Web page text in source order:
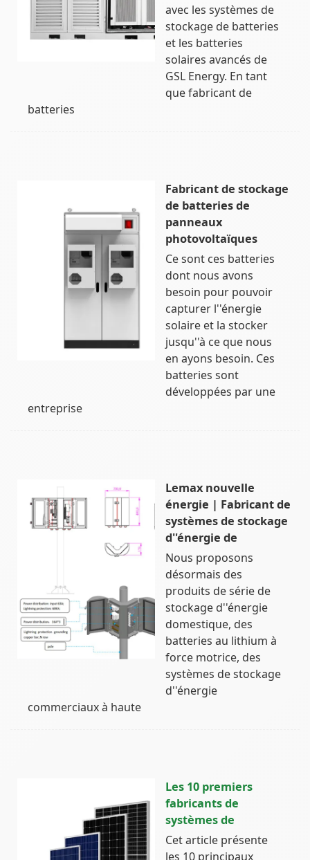
avec les systèmes de
stockage de batteries
et les batteries
solaires avancés de
GSL Energy. En tant
que fabricant de
batteries
Fabricant de stockage
de batteries de
panneaux
photovoltaïques
Ce sont ces batteries
dont nous avons
besoin pour pouvoir
capturer l''énergie
solaire et la stocker
jusqu''à ce que nous
en ayons besoin. Ces
batteries sont
développées par une
entreprise
Lemax nouvelle
énergie | Fabricant de
systèmes de stockage
d''énergie de
Nous proposons
désormais des
produits de série de
stockage d''énergie
domestique, des
batteries au lithium à
force motrice, des
systèmes de stockage
d''énergie
commerciaux à haute
Les 10 premiers
fabricants de
systèmes de
Cet article présente
les 10 principaux